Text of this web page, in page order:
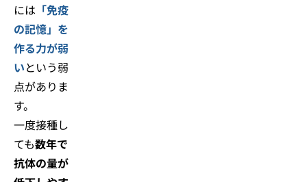
には 「免疫
の記憶」を
作る力が弱
いという弱
点がありま
す。
一度接種し
ても数年で
抗体の量が